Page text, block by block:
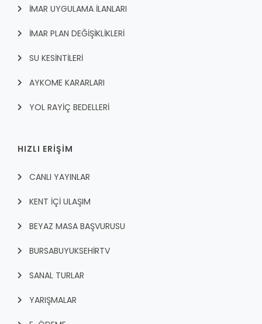
İMAR UYGULAMA İLANLARI
İMAR PLAN DEĞİŞİKLİKLERİ
SU KESİNTİLERİ
AYKOME KARARLARI
YOL RAYİÇ BEDELLERİ
HIZLI ERİŞİM
CANLI YAYINLAR
KENT İÇI ULAŞIM
BEYAZ MASA BAŞVURUSU
BURSABUYUKSEHIRTV
SANAL TURLAR
YARIŞMALAR